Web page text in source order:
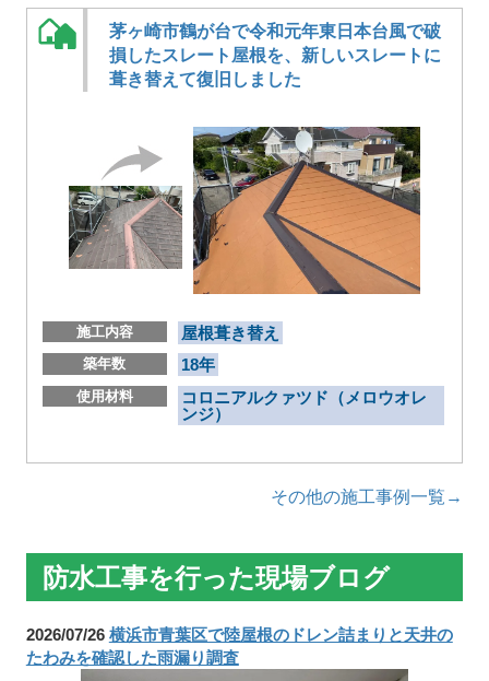
茅ヶ崎市鶴が台で令和元年東日本台風で破
損したスレート屋根を、新しいスレートに
葺き替えて復旧しました
施工内容 屋根葺き替え
築年数 18年
使用材料
コロニアルクァツド（メロウオレ
ンジ）
その他の施工事例一覧→
防水工事を行った現場ブログ
2026/07/26 横浜市青葉区で陸屋根のドレン詰まりと天井の
たわみを確認した雨漏り調査